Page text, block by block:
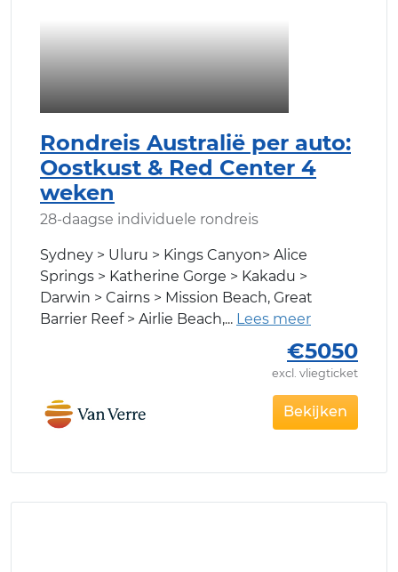
Rondreis Australië per auto:
Oostkust & Red Center 4
weken
28-daagse individuele rondreis
Sydney > Uluru > Kings Canyon> Alice
Springs > Katherine Gorge > Kakadu >
Darwin > Cairns > Mission Beach, Great
Barrier Reef > Airlie Beach,
€5050
excl. vliegticket
Bekijken